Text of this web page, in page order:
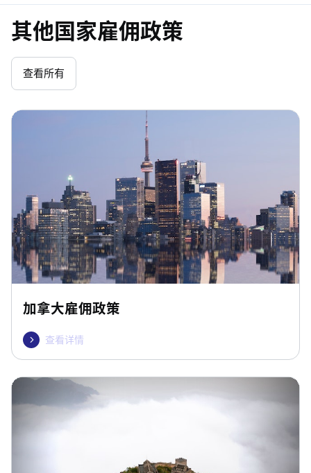
其他国家雇佣政策
查看所有
加拿大雇佣政策
 查看详情